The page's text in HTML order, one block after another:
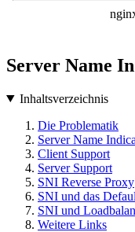
Server Name
Inhaltsverzeichnis
Die Problematik
Server Name
Client Support
Server Support
SNI Reverse Proxy
SNI und das
SNI und
Weitere Links